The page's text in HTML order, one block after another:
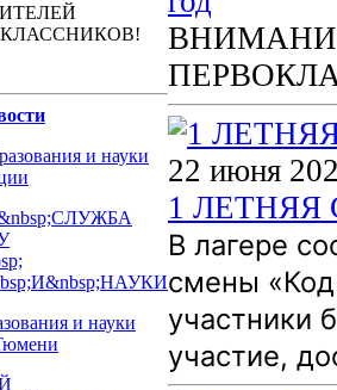
22 июня
1
В лагере
смены «Код
участники
участие,